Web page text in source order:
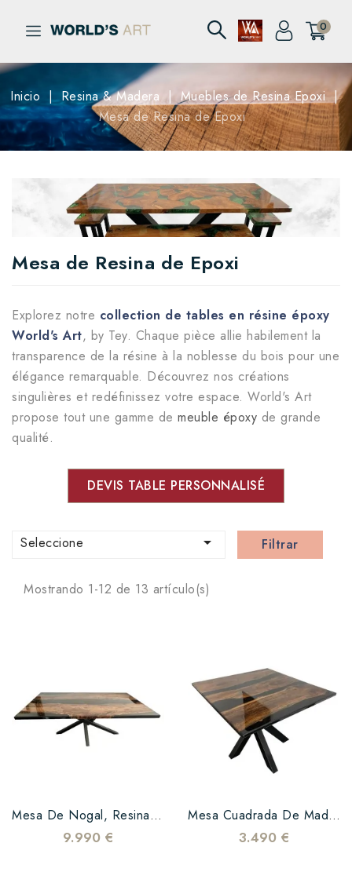
0
Inicio Resina & Madera
Muebles de Resina Epoxi
Mesa de Resina de Epoxi
Mesa de Resina de Epoxi
Explorez notre collection de tables en résine époxy
World's Art, by Tey. Chaque pièce allie habilement la
transparence de la résine à la noblesse du bois pour une
élégance remarquable. Découvrez nos créations
singulières et redéfinissez votre espace. World's Art
propose tout une gamme de meuble époxy de grande
qualité.
DEVIS TABLE PERSONNALISÉ
Seleccione  Filtrar
Mostrando 1-12 de 13 artículo(s)
Mesa De Nogal, Resina Epoxi Negra Y Pata De Mikado
9.990 €
Mesa Cuadrada De Madera De Nogal Y Epoxi Negro
3.490 €